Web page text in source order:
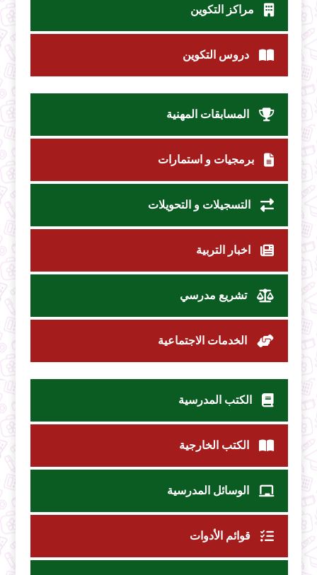
مراكز التكوين
دروس التكوين
المسابقات المهنية
برمجيات و استمارات
التسجيلات و التحويلات
اخبار التربية
تشريع مدرسي
الخدمات الاجتماعية
الكتب المدرسية
الكتب الخارجية
الوسائل المدرسية
قوائم الأدوات